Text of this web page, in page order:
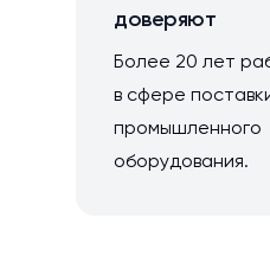
доверяют
Более 20 лет
в сфере
промышленного
оборудования.